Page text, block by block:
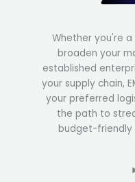
Whether you're
broaden your
established
your supply chain,
your preferred
the path to
budget-friendly